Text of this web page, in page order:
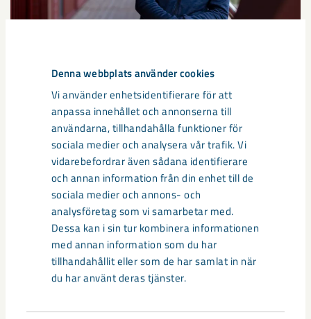
Denna webbplats använder cookies
Vi använder enhetsidentifierare för att
anpassa innehållet och annonserna till
användarna, tillhandahålla funktioner för
sociala medier och analysera vår trafik. Vi
vidarebefordrar även sådana identifierare
och annan information från din enhet till de
sociala medier och annons- och
analysföretag som vi samarbetar med.
Dessa kan i sin tur kombinera informationen
med annan information som du har
tillhandahållit eller som de har samlat in när
du har använt deras tjänster.
Snart dags för inflyttning på
Vägmästaren
På Hedenområdet i Gällivare växer kvarteret Vägmästaren